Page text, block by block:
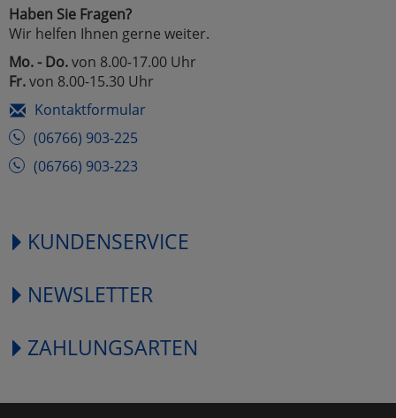
Haben Sie Fragen?
Wir helfen Ihnen gerne weiter.
Mo. - Do.von 8.00-17.00 Uhr
Fr.von 8.00-15.30 Uhr
Kontaktformular
(06766) 903-225
(06766) 903-223
KUNDENSERVICE
NEWSLETTER
ZAHLUNGSARTEN